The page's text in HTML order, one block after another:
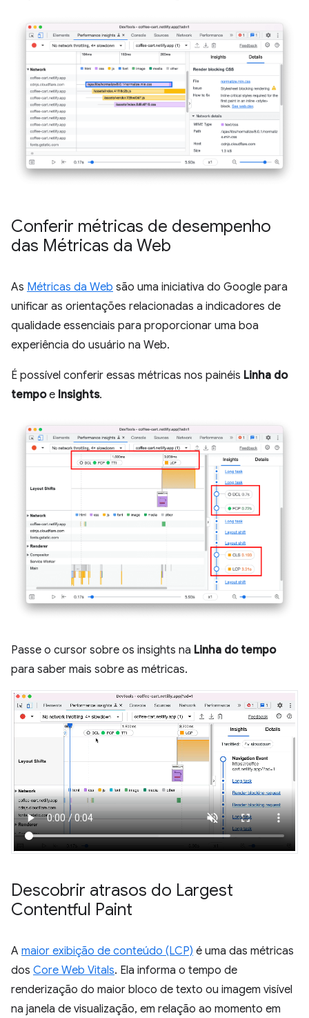
Conferir métricas de desempenho
das Métricas da Web
As Métricas da Web são uma iniciativa do Google para
unificar as orientações relacionadas a indicadores de
qualidade essenciais para proporcionar uma boa
experiência do usuário na Web.
É possível conferir essas métricas nos painéis Linha do
tempoe Insights.
Passe o cursor sobre os insights na Linha do tempo
para saber mais sobre as métricas.
Descobrir atrasos do Largest
Contentful Paint
A maior exibição de conteúdo (LCP) é uma das métricas
dos Core Web Vitals. Ela informa o tempo de
renderização do maior bloco de texto ou imagem visível
na janela de visualização, em relação ao momento em